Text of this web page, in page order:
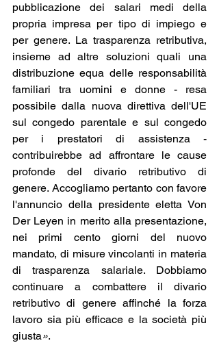
pubblicazione dei salari medi della
propria impresa per tipo di impiego e
per genere. La trasparenza retributiva,
insieme ad altre soluzioni quali una
distribuzione equa delle responsabilità
familiari tra uomini e donne - resa
possibile dalla nuova direttiva dell'UE
sul congedo parentale e sul congedo
per i prestatori di assistenza -
contribuirebbe ad affrontare le cause
profonde del divario retributivo di
genere. Accogliamo pertanto con favore
l'annuncio della presidente eletta Von
Der Leyen in merito alla presentazione,
nei primi cento giorni del nuovo
mandato, di misure vincolanti in materia
di trasparenza salariale. Dobbiamo
continuare a combattere il divario
retributivo di genere affinché la forza
lavoro sia più efficace e la società più
giusta».